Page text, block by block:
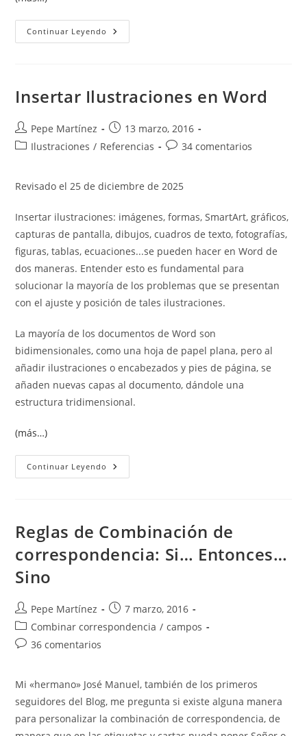
Continuar Leyendo Listas
Multinivel
Controlar
Correctamente
Insertar Ilustraciones en Word
Autor
de
Pepe Martínez
Publicación
de
13 marzo, 2016
Categoría
entrada:
Ilustraciones / Referencias
Comentarios
entrada:
34 comentarios
Revisado el 25 de diciembre de 2025
Insertar ilustraciones: imágenes, formas, SmartArt, gráficos,
capturas de pantalla, dibujos, cuadros de texto, fotografías,
figuras, tablas, ecuaciones...se pueden hacer en Word de
dos maneras. Entender esto es fundamental para
solucionar la mayoría de los problemas que se presentan
con el ajuste y posición de tales ilustraciones.
La mayoría de los documentos de Word son
bidimensionales, como una hoja de papel plana, pero al
añadir ilustraciones o encabezados y pies de página, se
añaden nuevas capas al documento, dándole una
estructura tridimensional.
(más…)
Continuar Leyendo Insertar
Ilustraciones
Reglas de Combinación de
correspondencia: Si… Entonces…
Sino
Autor
de
la
entrada:
Pepe Martínez
Publicación
de
la
7 marzo, 2016
Categoría
de
Combinar correspondencia / campos
Comentarios
entrada:
36 comentarios
Mi «hermano» José Manuel, también de los primeros
seguidores del Blog, me pregunta si existe alguna manera
para personalizar la combinación de correspondencia, de